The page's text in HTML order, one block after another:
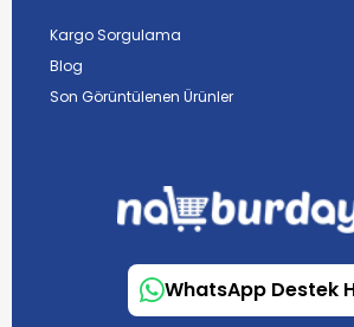
Kargo Sorgulama
Blog
Son Görüntülenen Ürünler
WhatsApp Destek